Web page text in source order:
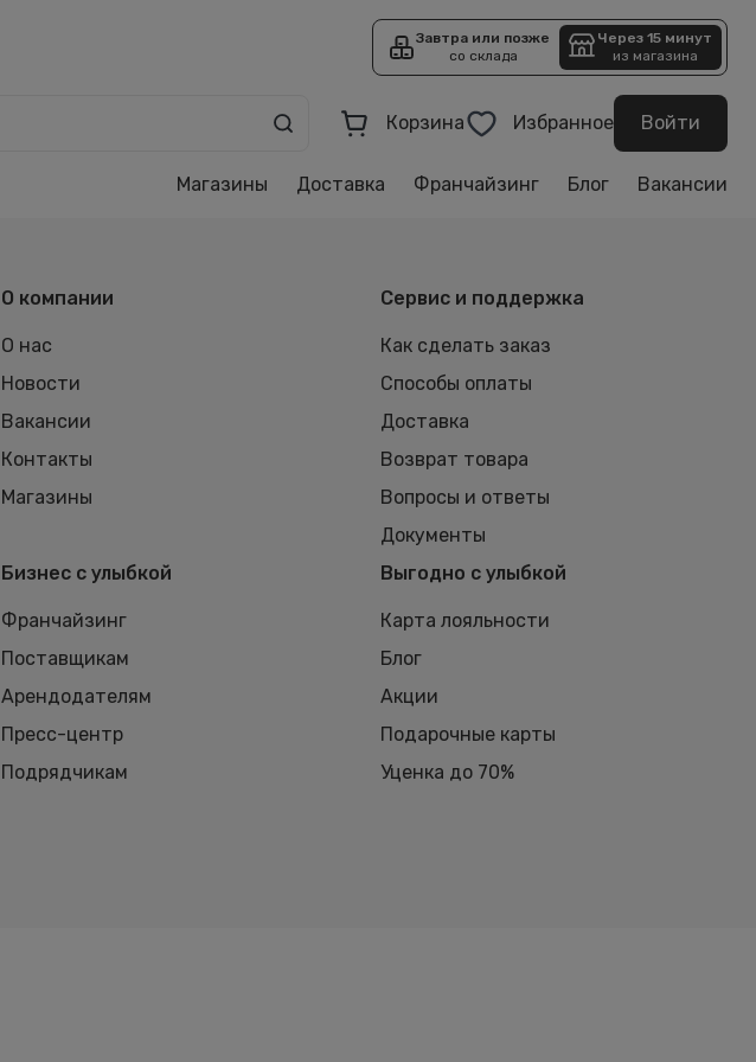
Завтра или позже
со склада
Через 15 минут
из магазина
Корзина Избранное Войти
Магазины Доставка Франчайзинг Блог Вакансии
О компании
О нас
Новости
Вакансии
Контакты
Магазины
Сервис и поддержка
Как сделать заказ
Способы оплаты
Доставка
Возврат товара
Вопросы и ответы
Документы
Бизнес с улыбкой
Франчайзинг
Поставщикам
Арендодателям
Пресс-центр
Подрядчикам
Выгодно с улыбкой
Карта лояльности
Блог
Акции
Подарочные карты
Уценка до 70%